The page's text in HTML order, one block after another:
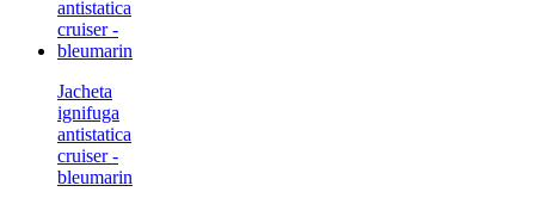
Jacheta
ignifuga
antistatica
cruiser -
bleumarin